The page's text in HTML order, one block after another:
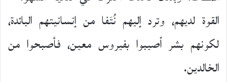
القوة لديهم، وترد إليهم نُتَفا من إنسانيتهم البائدة،
لكونهم بشر أصيبوا بفيروس معين، فأصبحوا من
الخالدين.